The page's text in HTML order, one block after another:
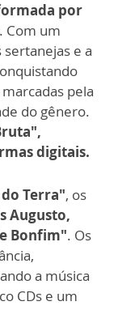
por
. Com um
e a
pela
do gênero.
digitais.
Terra", os
Augusto,
Bonfim". Os
a música
CDs e um